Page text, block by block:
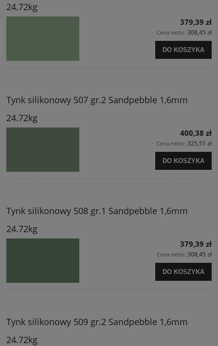
24.72kg
379,39 zł
Cena netto: 308,45 zł
DO KOSZYKA
Tynk silikonowy 507 gr.2 Sandpebble 1,6mm
24.72kg
400,38 zł
Cena netto: 325,51 zł
DO KOSZYKA
Tynk silikonowy 508 gr.1 Sandpebble 1,6mm
24.72kg
379,39 zł
Cena netto: 308,45 zł
DO KOSZYKA
Tynk silikonowy 509 gr.2 Sandpebble 1,6mm
24.72kg